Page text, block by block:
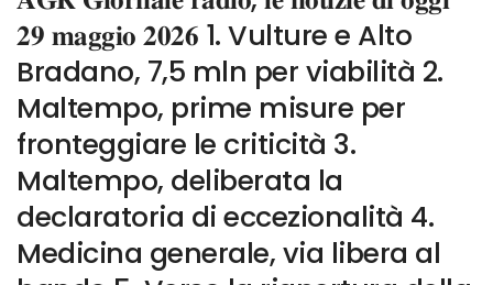
𝟐𝟗 𝐦𝐚𝐠𝐠𝐢𝐨 𝟐𝟎𝟐𝟔 1. Vulture e Alto
Bradano, 7,5 mln per viabilità 2.
Maltempo, prime misure per
fronteggiare le criticità 3.
Maltempo, deliberata la
declaratoria di eccezionalità 4.
Medicina generale, via libera al